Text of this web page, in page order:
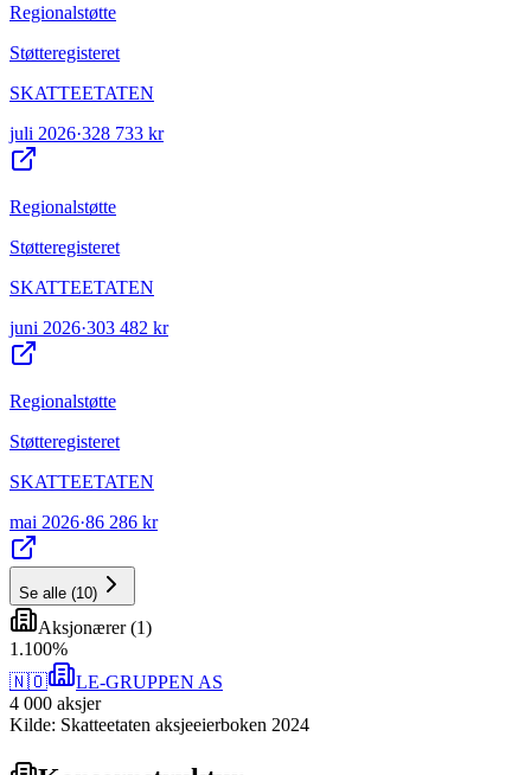
Regionalstøtte
Støtteregisteret
SKATTEETATEN
juli 2026·328 733 kr
Regionalstøtte
Støtteregisteret
SKATTEETATEN
juni 2026·303 482 kr
Regionalstøtte
Støtteregisteret
SKATTEETATEN
mai 2026·86 286 kr
Se alle (10)
Aksjonærer(1)
1 .100%
🇳🇴
LE-GRUPPEN AS
4 000 aksjer
Kilde: Skatteetaten aksjeeierboken 2024